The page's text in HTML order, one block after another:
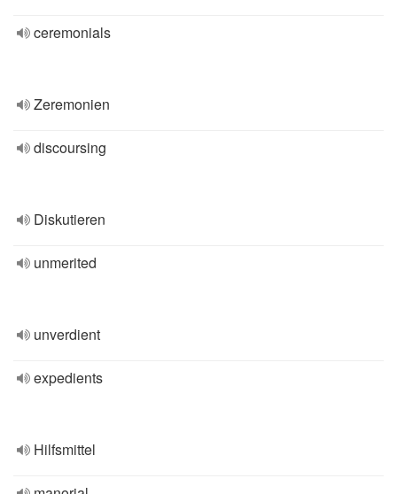
ceremonials
Zeremonien
discoursing
Diskutieren
unmerited
unverdient
expedients
Hilfsmittel